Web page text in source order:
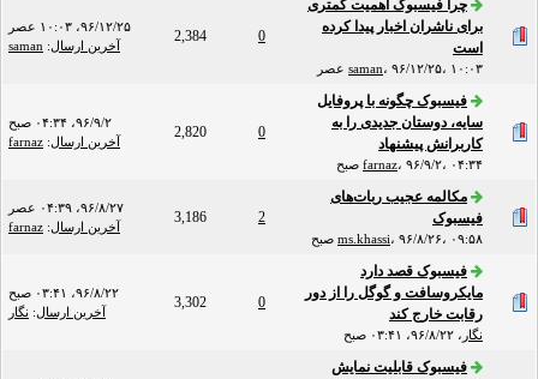
چرا فیسبوک اهمیت کمتری
برای ناشران اخبار پیدا کرده
است
saman، ۹۶/۱۲/۲۵، ۱۰:۰۳ عصر
0
2,384
۹۶/۱۲/۲۵، ۱۰:۰۳ عصر
آخرین ارسال:
saman
فیسبوک چگونه با پروفایل
سایه، دوستان جدیدی را به
کاربرانش پیشنهاد
farnaz، ۹۶/۹/۲، ۰۴:۳۴ صبح
0
2,820
۹۶/۹/۲، ۰۴:۳۴ صبح
آخرین ارسال:
farnaz
مکالمه عجیب ربات‌های
فیسبوک
ms.khassi، ۹۶/۸/۲۶، ۰۹:۵۸ صبح
2
3,186
۹۶/۸/۲۷، ۰۴:۳۹ عصر
آخرین ارسال:
farnaz
فیسبوک قصد دارد
مایکروسافت و گوگل را از دور
رقابت خارج کند
نگار ، ۹۶/۸/۲۲، ۰۳:۴۱ صبح
0
3,302
۹۶/۸/۲۲، ۰۳:۴۱ صبح
آخرین ارسال: نگار
فیسبوک قابلیت نمایش